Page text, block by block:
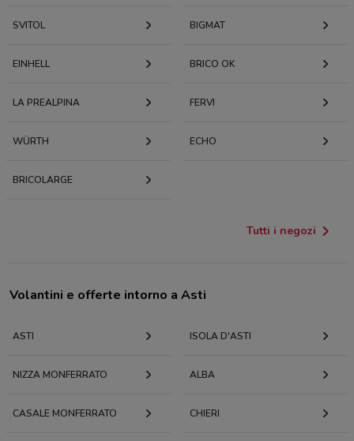
SVITOL BIGMAT
EINHELL BRICO OK
LA PREALPINA FERVI
WÜRTH ECHO
BRICOLARGE
Tutti i negozi
Volantini e offerte intorno a Asti
ASTI ISOLA D'ASTI
NIZZA MONFERRATO ALBA
CASALE MONFERRATO CHIERI